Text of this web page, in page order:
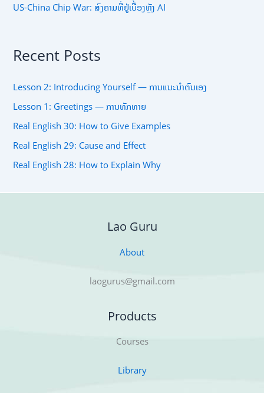
US-China Chip War: ສົງຄາມທີ່ຢູ່ເບື້ອງຫຼັງ AI
Recent Posts
Lesson 2: Introducing Yourself — ການແນະນຳຕົນເອງ
Lesson 1: Greetings — ການທັກທາຍ
Real English 30: How to Give Examples
Real English 29: Cause and Effect
Real English 28: How to Explain Why
Lao Guru
About
laogurus@gmail.com
Products
Courses
Library